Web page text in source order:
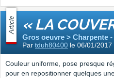
Article « LA
Gros oeuvre > Charpente
Par tduh80400 le 06/01/2017
Couleur uniforme, pose presque
pour en repositionner quelques